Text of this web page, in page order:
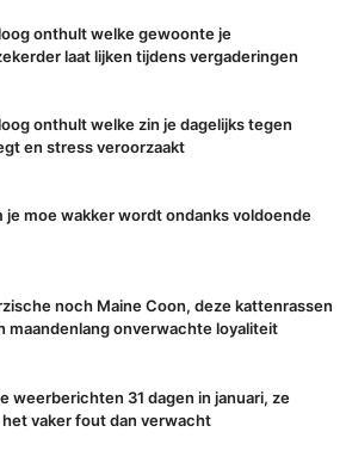
onthult welke gewoonte je
laat lijken tijdens vergaderingen
onthult welke zin je dagelijks tegen
en stress veroorzaakt
je moe wakker wordt ondanks voldoende
noch Maine Coon, deze kattenrassen
maandenlang onverwachte loyaliteit
weerberichten 31 dagen in januari, ze
vaker fout dan verwacht